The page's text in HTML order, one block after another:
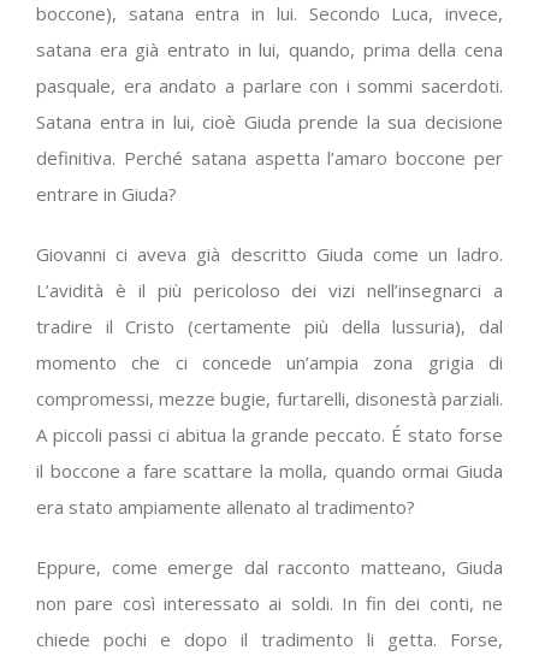
boccone), satana entra in lui. Secondo Luca, invece,
satana era già entrato in lui, quando, prima della cena
pasquale, era andato a parlare con i sommi sacerdoti.
Satana entra in lui, cioè Giuda prende la sua decisione
definitiva. Perché satana aspetta l’amaro boccone per
entrare in Giuda?
Giovanni ci aveva già descritto Giuda come un ladro.
L’avidità è il più pericoloso dei vizi nell’insegnarci a
tradire il Cristo (certamente più della lussuria), dal
momento che ci concede un’ampia zona grigia di
compromessi, mezze bugie, furtarelli, disonestà parziali.
A piccoli passi ci abitua la grande peccato. É stato forse
il boccone a fare scattare la molla, quando ormai Giuda
era stato ampiamente allenato al tradimento?
Eppure, come emerge dal racconto matteano, Giuda
non pare così interessato ai soldi. In fin dei conti, ne
chiede pochi e dopo il tradimento li getta. Forse,